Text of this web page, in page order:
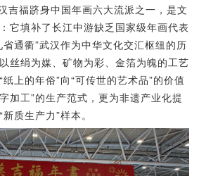
吉福跻身中国年画六大流派之一，是文
它填补了长江中游缺乏国家级年画代表
通衢”武汉作为中华文化交汇枢纽的历
丝绢为媒、矿物为彩、金箔为魄的工艺
上的年俗”向“可传世的艺术品”的价值
加工”的生产范式，更为非遗产业化提
质生产力”样本。